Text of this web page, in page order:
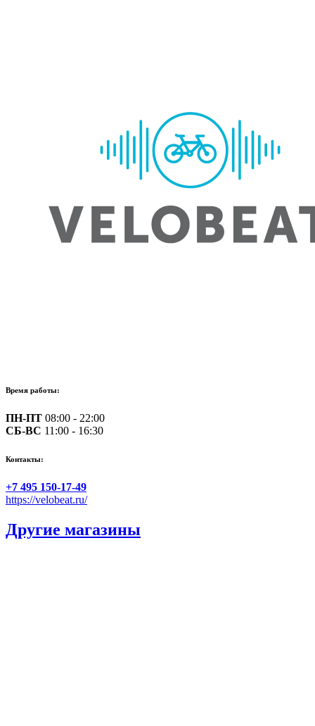
Время работы:
ПН-ПТ 08:00 - 22:00
СБ-ВС 11:00 - 16:30
Контакты:
+7 495 150-17-49
https://velobeat.ru/
Другие магазины